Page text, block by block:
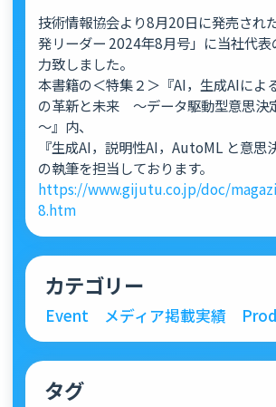
技術情報協会より8月20日に発売され
発リーダー 2024年8月号」に当社代
力致しました。
本書籍の＜特集２＞『AI，生成AIによ
の革新と未来 ～データ駆動型意思決
～』内、
『生成AI，説明性AI，AutoML と意思
の執筆を担当しております。
https://www.gijutu.co.jp/doc/
8.htm
カテゴリー
Event メディア掲載実績
タグ